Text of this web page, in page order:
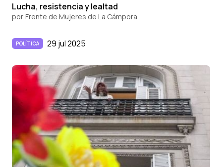
Lucha, resistencia y lealtad
por Frente de Mujeres de La Cámpora
POLÍTICA 29 jul 2025